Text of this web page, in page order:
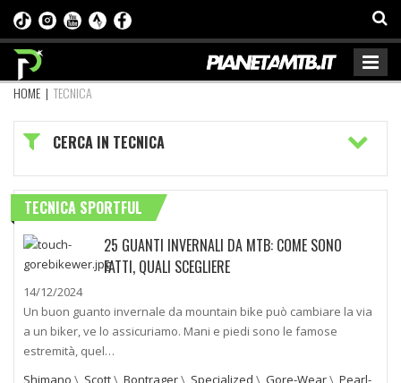
HOME | TECNICA
CERCA IN TECNICA
TECNICA SPORTFUL
25 GUANTI INVERNALI DA MTB: COME SONO
FATTI, QUALI SCEGLIERE
14/12/2024
Un buon guanto invernale da mountain bike può cambiare la via
a un biker, ve lo assicuriamo. Mani e piedi sono le famose
estremità, quel…
Shimano \ Scott\ Bontrager\ Specialized \ Gore-Wear\ Pearl-